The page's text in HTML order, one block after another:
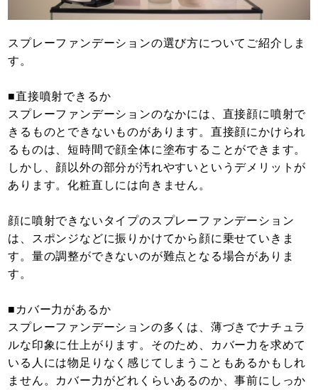
スプレーファンデーションの選び方についてご紹介しま
す。
■直接噴射できるか
スプレーファンデーションのなかには、直接顔に噴射で
きるものとできないものがあります。直接顔にかけられ
るものは、短時間で顔全体に塗布することができます。
しかし、顔以外の部分が汚れやすいというデメリットが
あります。化粧直しには向きません。
顔に噴射できないタイプのスプレーファンデーション
は、スポンジなどに振りかけてから顔に乗せていきま
す。量の調整ができないのが難点となる場合がありま
す。
■カバー力があるか
スプレーファンデーションの多くは、薄づきでナチュラ
ルな印象に仕上がります。そのため、カバー力を求めて
いる人には物足りなく感じてしまうこともあるかもしれ
ません。カバー力がどれくらいあるのか、事前にしっか